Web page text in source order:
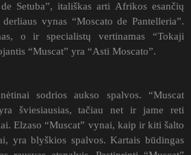
Setuba”, itališkas arti Afrikos esančių
derliaus vynas “Moscato de Pantelleria”.
o ir specialistų vertinamas “Tokaji
“Muscat” yra “Asti Moscato”.
sodrios aukso spalvos. “Muscat
šviesiausias, tačiau net ir jame reti
Elzaso “Muscat” vynai, kaip ir kiti šalto
yra blyškios spalvos. Kartais būdingas